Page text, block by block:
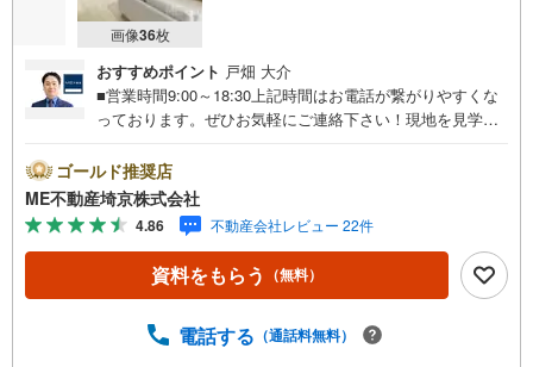
画像36枚
おすすめポイント 戸畑 大介
■営業時間9:00～18:30上記時間はお電話が繋がりやすくな
っております。ぜひお気軽にご連絡下さい！現地を見学さ
ご希望の日時をご記入いただけますとスムーズにご案内が
可能です。■ご来店特典1.ご見学、ご来店後にアンケート記
入でもれなく3、000円のQUOカードプレゼント（1組様1回
限り後日郵送）2.未公開の物件情報をご紹介3.不動産ご購
入、ご売却、太陽光発電システムご検討中のお客様、ご紹
介でもれなくQUOカード3、000円分プレゼント更にご紹介
円のご紹介料をお支払いさせて頂きます！詳しくはスタッ
ゴールド推奨店
ME不動産埼京株式会社
4.86 不動産会社レビュー 22件
資料をもらう （無料）
電話する （通話料無料）